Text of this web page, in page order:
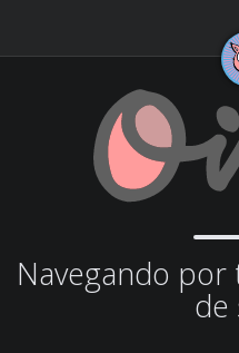
Navegando
de